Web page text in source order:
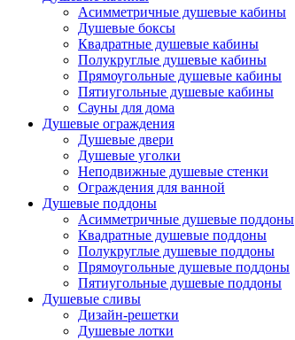
Асимметричные душевые кабины
Душевые боксы
Квадратные душевые кабины
Полукруглые душевые кабины
Прямоугольные душевые кабины
Пятиугольные душевые кабины
Сауны для дома
Душевые ограждения
Душевые двери
Душевые уголки
Неподвижные душевые стенки
Ограждения для ванной
Душевые поддоны
Асимметричные душевые поддоны
Квадратные душевые поддоны
Полукруглые душевые поддоны
Прямоугольные душевые поддоны
Пятиугольные душевые поддоны
Душевые сливы
Дизайн-решетки
Душевые лотки